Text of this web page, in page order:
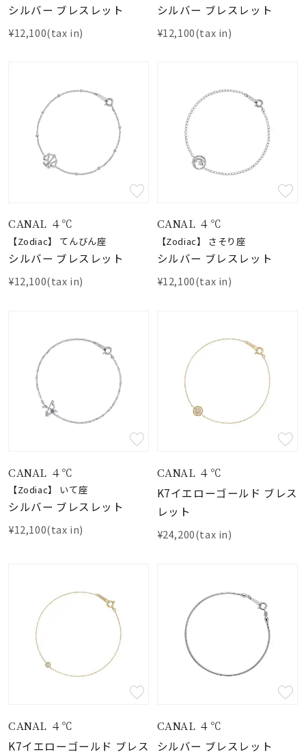
シルバー ブレスレット
¥12,100(tax in)
シルバー ブレスレット
¥12,100(tax in)
CANAL ４℃
【Zodiac】 てんびん座
シルバー ブレスレット
¥12,100(tax in)
CANAL ４℃
【Zodiac】 さそり座
シルバー ブレスレット
¥12,100(tax in)
CANAL ４℃
【Zodiac】 いて座
シルバー ブレスレット
¥12,100(tax in)
CANAL ４℃
K7イエローゴールド ブレス
レット
¥24,200(tax in)
CANAL ４℃
K7イエローゴールド ブレス
CANAL ４℃
シルバー ブレスレット